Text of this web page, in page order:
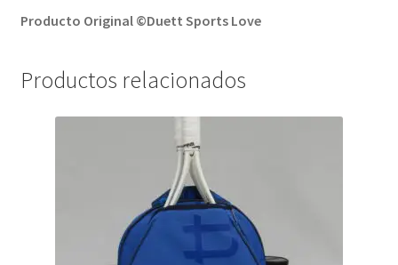
Producto Original ©Duett Sports Love
Productos relacionados